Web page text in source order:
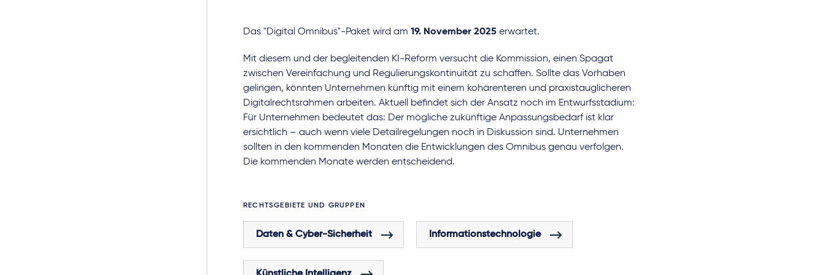
Das "Digital Omnibus"-Paket wird am 19. November 2025 erwartet.
Mit diesem und der begleitenden KI-Reform versucht die Kommission, einen Spagat
zwischen Vereinfachung und Regulierungskontinuität zu schaffen. Sollte das Vorhaben
gelingen, könnten Unternehmen künftig mit einem kohärenteren und praxistauglicheren
Digitalrechtsrahmen arbeiten. Aktuell befindet sich der Ansatz noch im Entwurfsstadium:
Für Unternehmen bedeutet das: Der mögliche zukünftige Anpassungsbedarf ist klar
ersichtlich – auch wenn viele Detailregelungen noch in Diskussion sind. Unternehmen
sollten in den kommenden Monaten die Entwicklungen des Omnibus genau verfolgen.
Die kommenden Monate werden entscheidend.
RECHTSGEBIETE UND GRUPPEN
Daten & Cyber-Sicherheit Informationstechnologie